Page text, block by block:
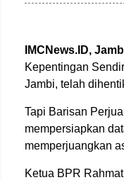
IMCNews.ID,
Kepentingan
Jambi, telah
Tapi Barisan
mempersiapkan
memperjuangkan
Ketua BPR